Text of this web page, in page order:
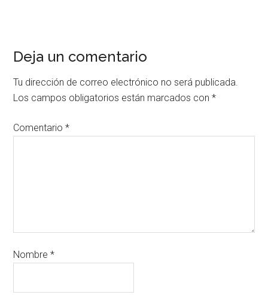
Deja un comentario
Tu dirección de correo electrónico no será publicada.
Los campos obligatorios están marcados con*
Comentario*
Nombre*